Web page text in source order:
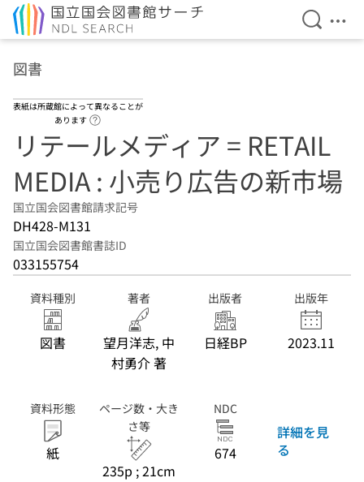
検索を
メ
図書
表紙は所蔵館によって異なることが
あります
リテールメディア = RETAIL
MEDIA : 小売り広告の新市場
国立国会図書館請求記号
DH428-M131
国立国会図書館書誌ID
033155754
資料種別
図書
著者
望月洋志, 中
村勇介 著
出版者
日経BP
出版年
2023.11
資料形態
紙
ページ数・大き
さ等
235p ; 21cm
NDC
674
詳細を見
る